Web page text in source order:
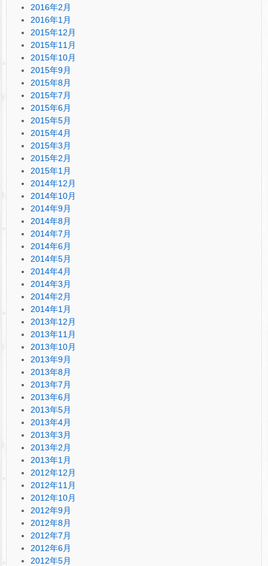
2016年2月
2016年1月
2015年12月
2015年11月
2015年10月
2015年9月
2015年8月
2015年7月
2015年6月
2015年5月
2015年4月
2015年3月
2015年2月
2015年1月
2014年12月
2014年10月
2014年9月
2014年8月
2014年7月
2014年6月
2014年5月
2014年4月
2014年3月
2014年2月
2014年1月
2013年12月
2013年11月
2013年10月
2013年9月
2013年8月
2013年7月
2013年6月
2013年5月
2013年4月
2013年3月
2013年2月
2013年1月
2012年12月
2012年11月
2012年10月
2012年9月
2012年8月
2012年7月
2012年6月
2012年5月